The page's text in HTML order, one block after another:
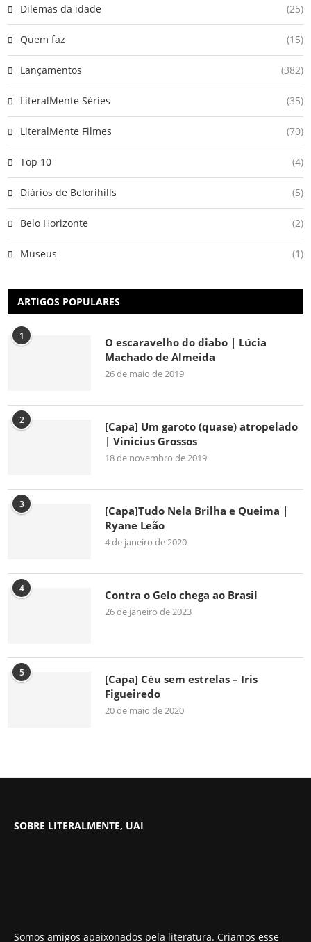
Dilemas da idade (25)
Quem faz (15)
Lançamentos (382)
LiteralMente Séries (35)
LiteralMente Filmes (70)
Top 10 (4)
Diários de Belorihills (5)
Belo Horizonte (2)
Museus (1)
ARTIGOS POPULARES
1
O escaravelho do diabo | Lúcia
Machado de Almeida
26 de maio de 2019
2
[Capa] Um garoto (quase) atropelado
| Vinicius Grossos
18 de novembro de 2019
3
[Capa]Tudo Nela Brilha e Queima |
Ryane Leão
4 de janeiro de 2020
4 Contra o Gelo chega ao Brasil
26 de janeiro de 2023
5
[Capa] Céu sem estrelas – Iris
Figueiredo
20 de maio de 2020
SOBRE LITERALMENTE, UAI
Somos amigos apaixonados pela literatura. Criamos esse